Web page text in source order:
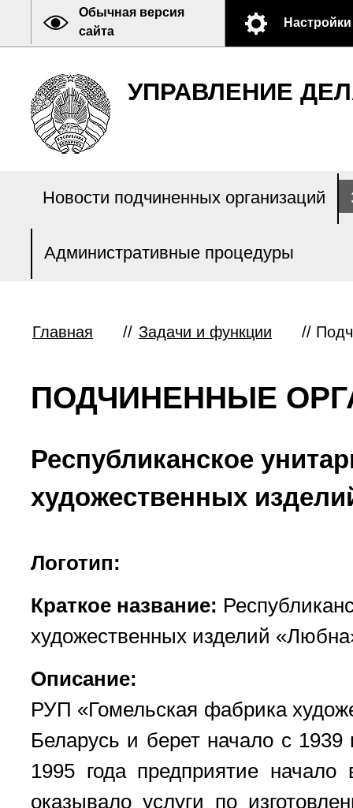
Обычная версия
сайта
Настройки
УПРАВЛЕНИЕ
Новости подчиненных организаций
Административные процедуры
Главная // Задачи и функции //
ПОДЧИНЕННЫЕ
Республиканское
художественных
Логотип:
Краткое название:
художественных изделий
Описание:
РУП «Гомельская фабрика
Беларусь и берет начало с
1995 года предприятие
оказывало услуги по